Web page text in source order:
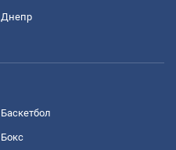
Днепр
Баскетбол
Бокс